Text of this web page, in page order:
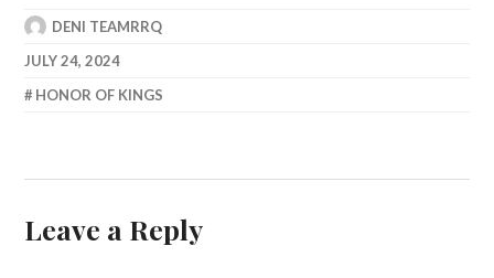
DENI TEAMRRQ
JULY 24, 2024
HONOR OF KINGS
Leave a Reply